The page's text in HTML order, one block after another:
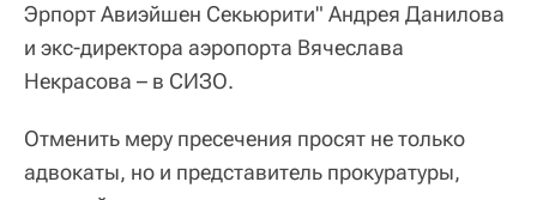
Эрпорт Авиэйшен Секьюрити" Андрея Данилова
и экс-директора аэропорта Вячеслава
Некрасова – в СИЗО.
Отменить меру пресечения просят не только
адвокаты, но и представитель прокуратуры,